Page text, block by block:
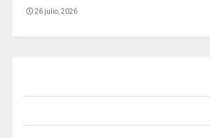
26 julio, 2026